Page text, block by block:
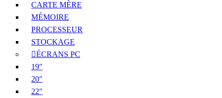
CARTE MÈRE
MÉMOIRE
PROCESSEUR
STOCKAGE
ÉCRANS PC
19″
20″
22″